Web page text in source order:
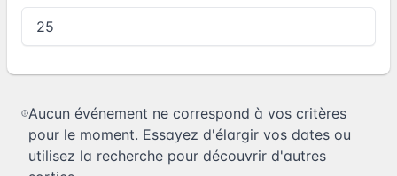
Aucun événement ne correspond à vos critères
pour le moment. Essayez d'élargir vos dates ou
utilisez la recherche pour découvrir d'autres